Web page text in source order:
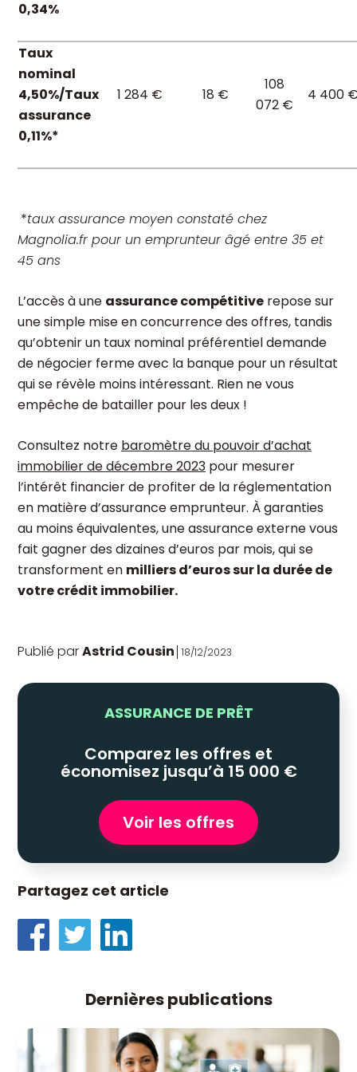
0,34%
Taux
nominal
4,50%/Taux
assurance
0,11%*
1 284 € 18 €
108
072 €
4 400
*taux assurance moyen constaté chez
Magnolia.fr pour un emprunteur âgé entre 35 et
45 ans
L’accès à une assurance compétitive repose sur
une simple mise en concurrence des offres, tandis
qu’obtenir un taux nominal préférentiel demande
de négocier ferme avec la banque pour un résultat
qui se révèle moins intéressant. Rien ne vous
empêche de batailler pour les deux !
Consultez notre baromètre du pouvoir d’achat
immobilier de décembre 2023 pour mesurer
l’intérêt financier de profiter de la réglementation
en matière d’assurance emprunteur. À garanties
au moins équivalentes, une assurance externe vous
fait gagner des dizaines d’euros par mois, qui se
transforment en milliers d’euros sur la durée de
votre crédit immobilier.
Publié parAstrid Cousin 18/12/2023
ASSURANCE DE PRÊT
Comparez les offres et
économisez jusqu’à 15 000 €
Voir les offres
Partagez cet article
Dernières publications